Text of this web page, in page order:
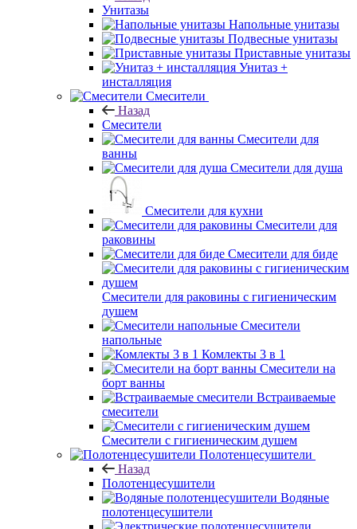
Унитазы
Напольные унитазы
Подвесные унитазы
Приставные унитазы
Унитаз +
инсталляция
Смесители
Назад
Смесители
Смесители для
ванны
Смесители для душа
Смесители для кухни
Смесители для
раковины
Смесители для биде
Смесители для раковины с гигиеническим
душем
Смесители
напольные
Комлекты 3 в 1
Смесители на
борт ванны
Встраиваемые
смесители
Смесители с гигиеническим душем
Полотенцесушители
Назад
Полотенцесушители
Водяные
полотенцесушители